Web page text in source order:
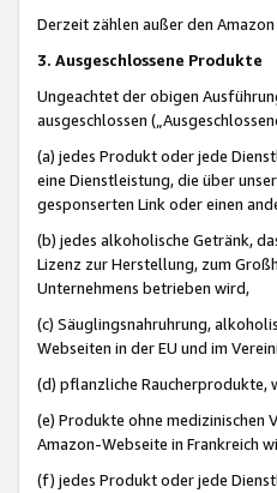
Derzeit zählen außer den
3. Ausgeschlossene Produkte
Ungeachtet der obigen
ausgeschlossen
(a) jedes Produkt oder jede
eine Dienstleistung, die über
gesponserten Link oder einen
(b) jedes alkoholische Getränk,
Lizenz zur Herstellung, zum
Unternehmens betrieben wird,
(c) Säuglingsnahruhrung,
Webseiten in der EU und im
(d) pflanzliche Raucherprodukte,
(e) Produkte ohne medizinischen
Amazon-Webseite in Frankreich
(f) jedes Produkt oder jede